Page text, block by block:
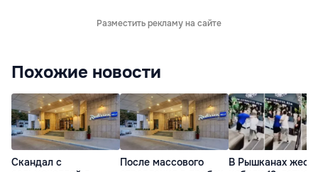
Разместить рекламу на сайте
Похожие новости
Скандал с
После массового
В Рышканах